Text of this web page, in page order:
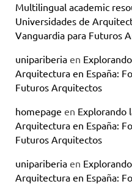
Multilingual academic
Universidades de
Vanguardia para Futuros
unipariberia en
Arquitectura en España:
Futuros Arquitectos
homepage en Explorando
Arquitectura en España:
Futuros Arquitectos
unipariberia en
Arquitectura en España: